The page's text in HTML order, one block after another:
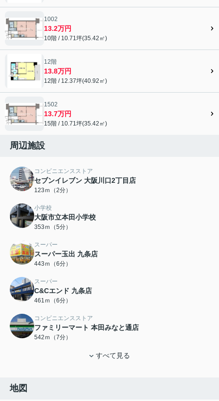
1002
13.2万円
10階 / 10.71坪(35.42㎡)
12階
13.8万円
12階 / 12.37坪(40.92㎡)
1502
13.7万円
15階 / 10.71坪(35.42㎡)
周辺施設
コンビニエンスストア
セブンイレブン 大阪川口2丁目店
123ｍ（2分）
小学校
大阪市立本田小学校
353ｍ（5分）
スーパー
スーパー玉出 九条店
443ｍ（6分）
スーパー
C&Cエンド 九条店
461ｍ（6分）
コンビニエンスストア
ファミリーマート 本田みなと通店
542ｍ（7分）
すべて見る
地図